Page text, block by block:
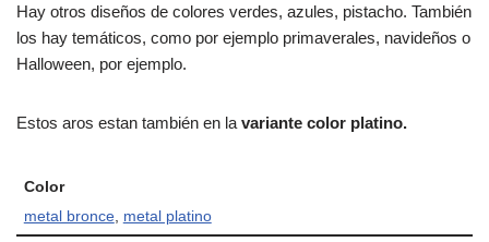
Hay otros diseños de colores verdes, azules, pistacho. También
los hay temáticos, como por ejemplo primaverales, navideños o
Halloween, por ejemplo.
Estos aros estan también en la variante color platino.
Color
metal bronce, metal platino